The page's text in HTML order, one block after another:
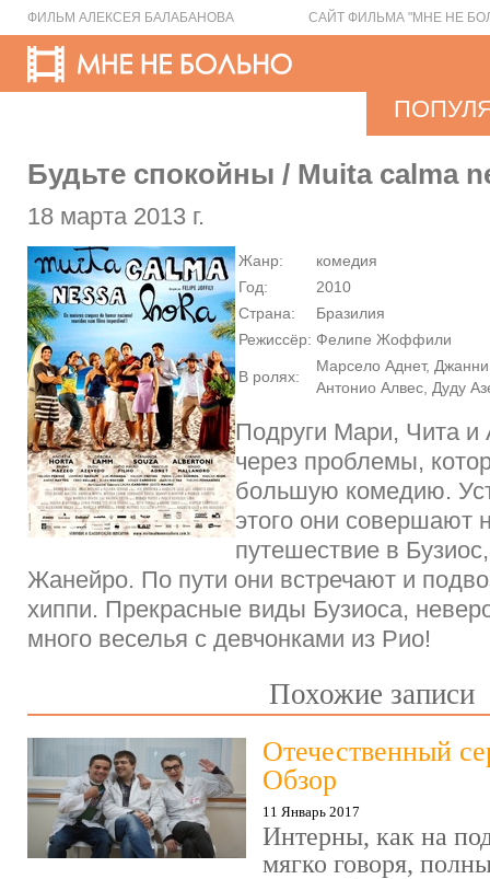
ФИЛЬМ АЛЕКСЕЯ БАЛАБАНОВА САЙТ ФИЛЬМА "МНЕ НЕ
Будьте спокойны / Muita calma
18 марта 2013 г.
Жанр:
комедия
Год:
2010
Страна:
Бразилия
Режиссёр: Фелипе Жоффили
В ролях:
Марсело Аднет,
Антонио Алвес, Дуду
Подруги Мари, Чита и
через проблемы,
большую комедию.
этого они совершают
путешествие в
Жанейро. По пути они встречают и
хиппи. Прекрасные виды Бузиоса,
много веселья с девчонками из Рио!
Похожие записи
Отечественный
Обзор
11 Январь 2017
Интерны, как на
мягко говоря,